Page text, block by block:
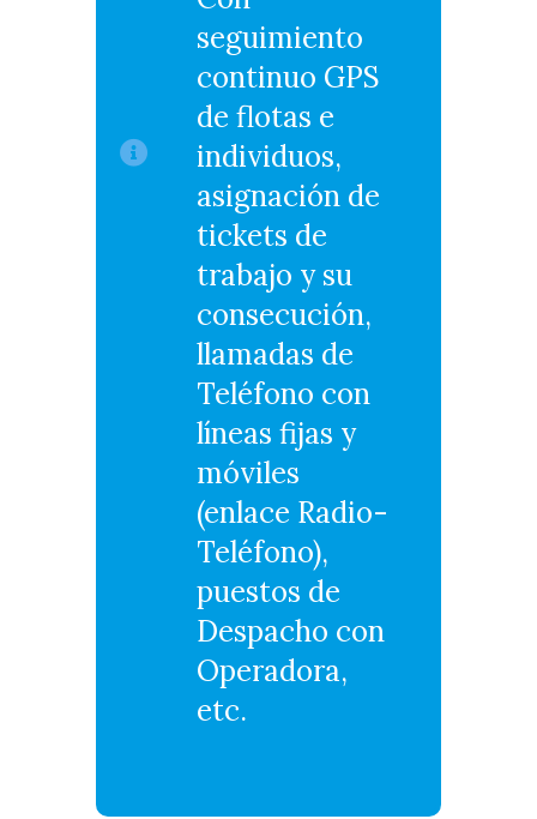
seguimiento
continuo GPS
de flotas e
individuos,
asignación de
tickets de
trabajo y su
consecución,
llamadas de
Teléfono con
líneas fijas y
móviles
(enlace Radio-
Teléfono),
puestos de
Despacho con
Operadora,
etc.